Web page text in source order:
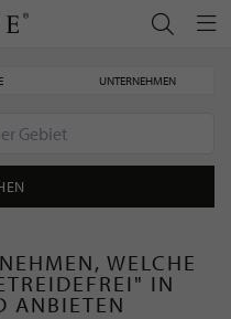
UNTERNEHMEN
WELCHE
IN
ANBIETEN